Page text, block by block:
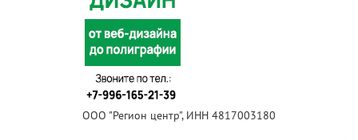
ООО "Регион центр", ИНН 4817003180